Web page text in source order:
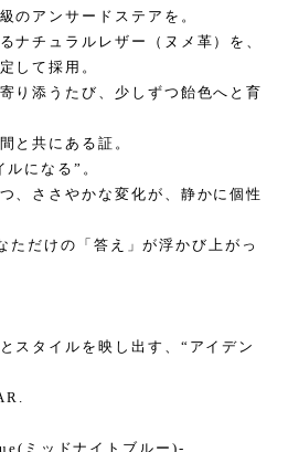
のアンサードステアを。
ナチュラルレザー（ヌメ革）を、
して採用。
り添うたび、少しずつ飴色へと育
と共にある証。
になる”。
、ささやかな変化が、静かに個性
だけの「答え」が浮かび上がっ
スタイルを映し出す、“アイデン
ミッドナイトブルー)-